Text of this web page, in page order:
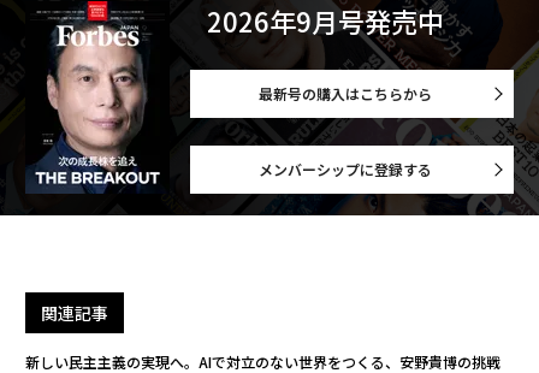
2026年9月号発売中
最新号の購入はこちらから
メンバーシップに登録する
関連記事
新しい民主主義の実現へ。AIで対立のない世界をつくる、安野貴博の挑戦